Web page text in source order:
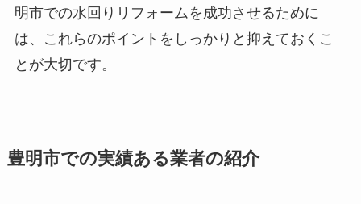
明市での水回りリフォームを成功させるために
は、これらのポイントをしっかりと抑えておくこ
とが大切です。
豊明市での実績ある業者の紹介